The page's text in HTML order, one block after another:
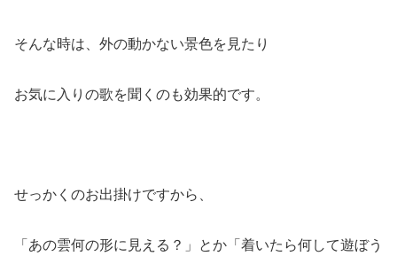
そんな時は、外の動かない景色を見たり
お気に入りの歌を聞くのも効果的です。
せっかくのお出掛けですから、
「あの雲何の形に見える？」とか「着いたら何して遊ぼう